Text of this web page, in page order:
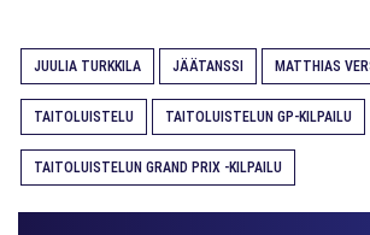
JUULIA TURKKILA JÄÄTANSSI MATTHIAS
TAITOLUISTELU TAITOLUISTELUN GP-KILPAILU
TAITOLUISTELUN GRAND PRIX -KILPAILU